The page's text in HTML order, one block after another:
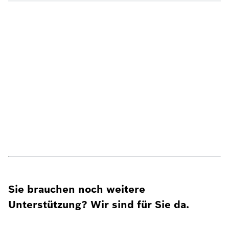
Sie brauchen noch weitere
Unterstützung? Wir sind für Sie da.